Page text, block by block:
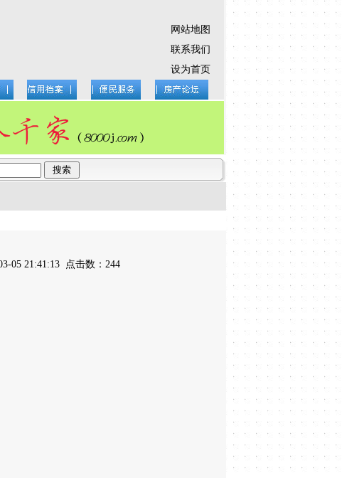
网站地图
联系我们
设为首页
05 21:41:13 点击数：244